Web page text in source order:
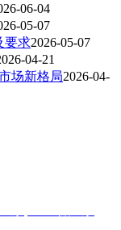
06-04
05-07
要求2026-05-07
04-21
场新格局2026-04-